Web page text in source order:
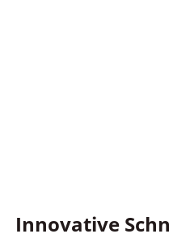
Innovative